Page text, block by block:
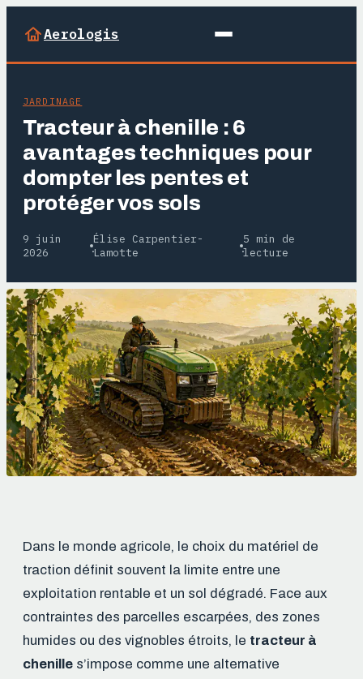
Aerologis
JARDINAGE
Tracteur à chenille : 6
avantages techniques pour
dompter les pentes et
protéger vos sols
9 juin
2026
·
Élise Carpentier-
Lamotte
·
5 min de
lecture
Dans le monde agricole, le choix du matériel de
traction définit souvent la limite entre une
exploitation rentable et un sol dégradé. Face aux
contraintes des parcelles escarpées, des zones
humides ou des vignobles étroits, le tracteur à
chenille s’impose comme une alternative